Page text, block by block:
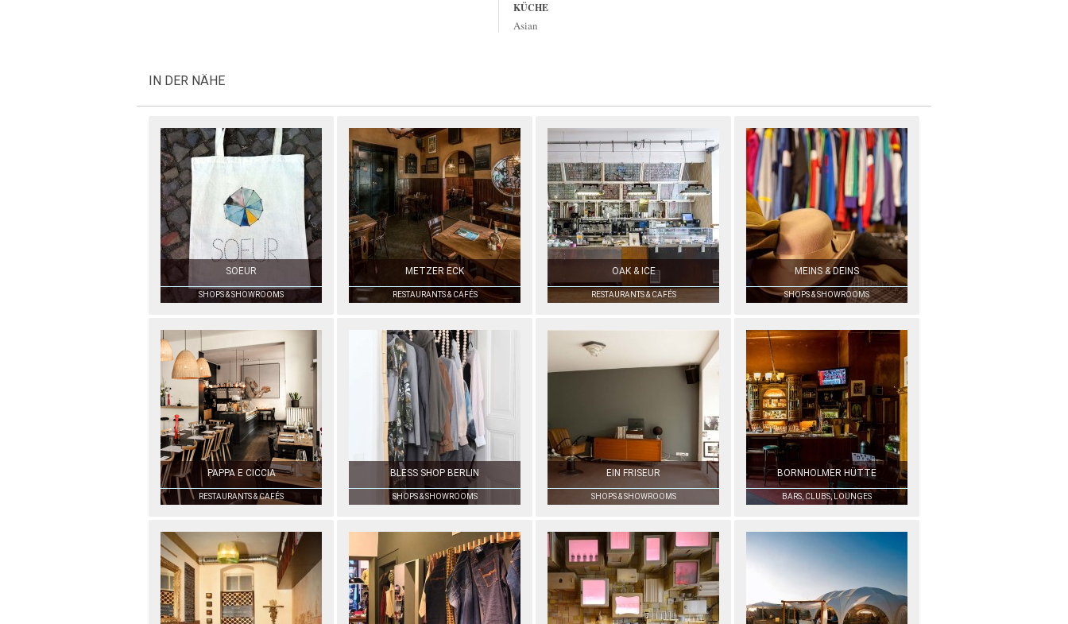
KÜCHE
Asian
IN DER NÄHE
SOEUR
SHOPS & SHOWROOMS
METZER ECK
RESTAURANTS & CAFÉS
OAK & ICE
RESTAURANTS & CAFÉS
MEINS & DEINS
SHOPS & SHOWROOMS
PAPPA E CICCIA
RESTAURANTS & CAFÉS
BLESS SHOP BERLIN
SHOPS & SHOWROOMS
EIN FRISEUR
SHOPS & SHOWROOMS
BORNHOLMER HÜTTE
BARS, CLUBS, LOUNGES